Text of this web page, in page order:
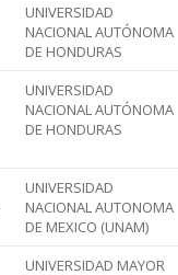
UNIVERSIDAD
NACIONAL AUTÓNOMA
DE HONDURAS
UNIVERSIDAD
NACIONAL AUTÓNOMA
DE HONDURAS
UNIVERSIDAD
NACIONAL AUTONOMA
DE MEXICO (UNAM)
UNIVERSIDAD MAYOR